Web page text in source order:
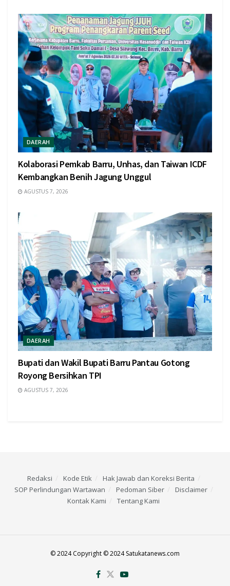
DAERAH
Kolaborasi Pemkab Barru, Unhas, dan Taiwan ICDF
Kembangkan Benih Jagung Unggul
AGUSTUS 7, 2026
DAERAH
Bupati dan Wakil Bupati Barru Pantau Gotong
Royong Bersihkan TPI
AGUSTUS 7, 2026
Redaksi Kode Etik
Hak Jawab dan Koreksi Berita
SOP Perlindungan Wartawan
Pedoman Siber
Disclaimer
Kontak Kami
Tentang Kami
© 2024 Copyright © 2024 Satukatanews.com